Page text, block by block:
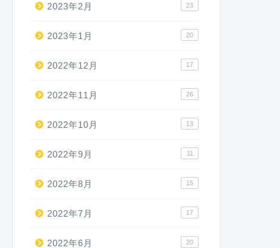
2023年2月 23
2023年1月 20
2022年12月 17
2022年11月 26
2022年10月 13
2022年9月 11
2022年8月 15
2022年7月 17
2022年6月 20